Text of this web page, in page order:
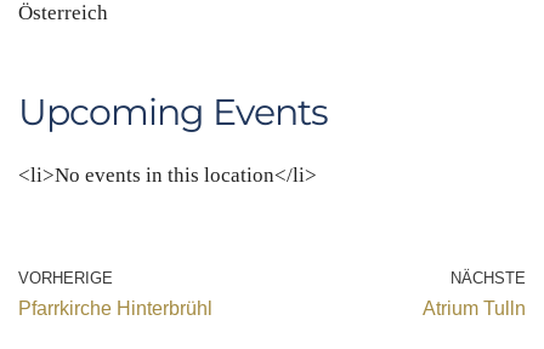
Österreich
Upcoming Events
<li>No events in this location</li>
VORHERIGE
Pfarrkirche Hinterbrühl
NÄCHSTE
Atrium Tulln